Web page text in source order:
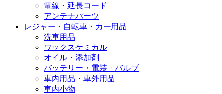
電線・延長コード
アンテナパーツ
レジャー・自転車・カー用品
洗車用品
ワックスケミカル
オイル・添加剤
バッテリー・電装・バルブ
車内用品・車外用品
車内小物